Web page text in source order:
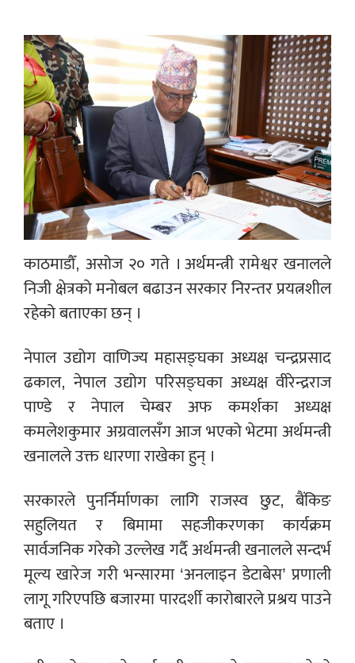
काठमाडौँ, असोज २० गते । अर्थमन्त्री रामेश्वर खनालले
निजी क्षेत्रको मनोबल बढाउन सरकार निरन्तर प्रयत्नशील
रहेको बताएका छन् ।
नेपाल उद्योग वाणिज्य महासङ्घका अध्यक्ष चन्द्रप्रसाद
ढकाल, नेपाल उद्योग परिसङ्घका अध्यक्ष वीरेन्द्रराज
पाण्डे र नेपाल चेम्बर अफ कमर्शका अध्यक्ष
कमलेशकुमार अग्रवालसँग आज भएको भेटमा अर्थमन्त्री
खनालले उक्त धारणा राखेका हुन् ।
सरकारले पुनर्निर्माणका लागि राजस्व छुट, बैंकिङ
सहुलियत र बिमामा सहजीकरणका कार्यक्रम
सार्वजनिक गरेको उल्लेख गर्दै अर्थमन्त्री खनालले सन्दर्भ
मूल्य खारेज गरी भन्सारमा ‘अनलाइन डेटाबेस’ प्रणाली
लागू गरिएपछि बजारमा पारदर्शी कारोबारले प्रश्रय पाउने
बताए ।